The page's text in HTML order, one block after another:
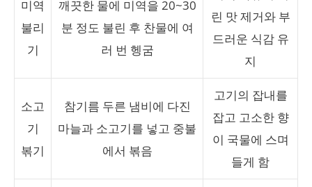
미역
불리
기
깨끗한 물에 미역을 20~30
분 정도 불린 후 찬물에 여
러 번 헹굼
린 맛 제거와 부
드러운 식감 유
지
소고
기
볶기
참기름 두른 냄비에 다진
마늘과 소고기를 넣고 중불
에서 볶음
고기의 잡내를
잡고 고소한 향
이 국물에 스며
들게 함